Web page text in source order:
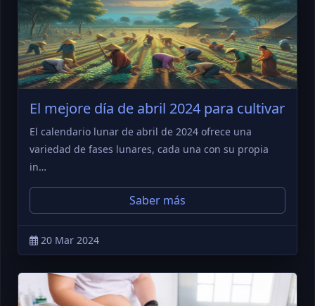
El mejore día de abril 2024 para cultivar
El calendario lunar de abril de 2024 ofrece una
variedad de fases lunares, cada una con su propia
in…
Saber más
20 Mar 2024